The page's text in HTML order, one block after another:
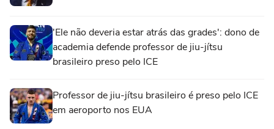
'Ele não deveria estar atrás das grades': dono de
academia defende professor de jiu-jítsu
brasileiro preso pelo ICE
Professor de jiu-jítsu brasileiro é preso pelo ICE
em aeroporto nos EUA